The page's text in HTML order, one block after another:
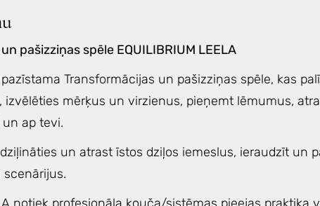
pašizziņas spēle EQUILIBRIUM LEELA
Transformācijas un pašizziņas spēle, kas
izvēlēties mērķus un virzienus, pieņemt lēmumus,
ap tevi.
un atrast īstos dziļos iemeslus, ieraudzīt un